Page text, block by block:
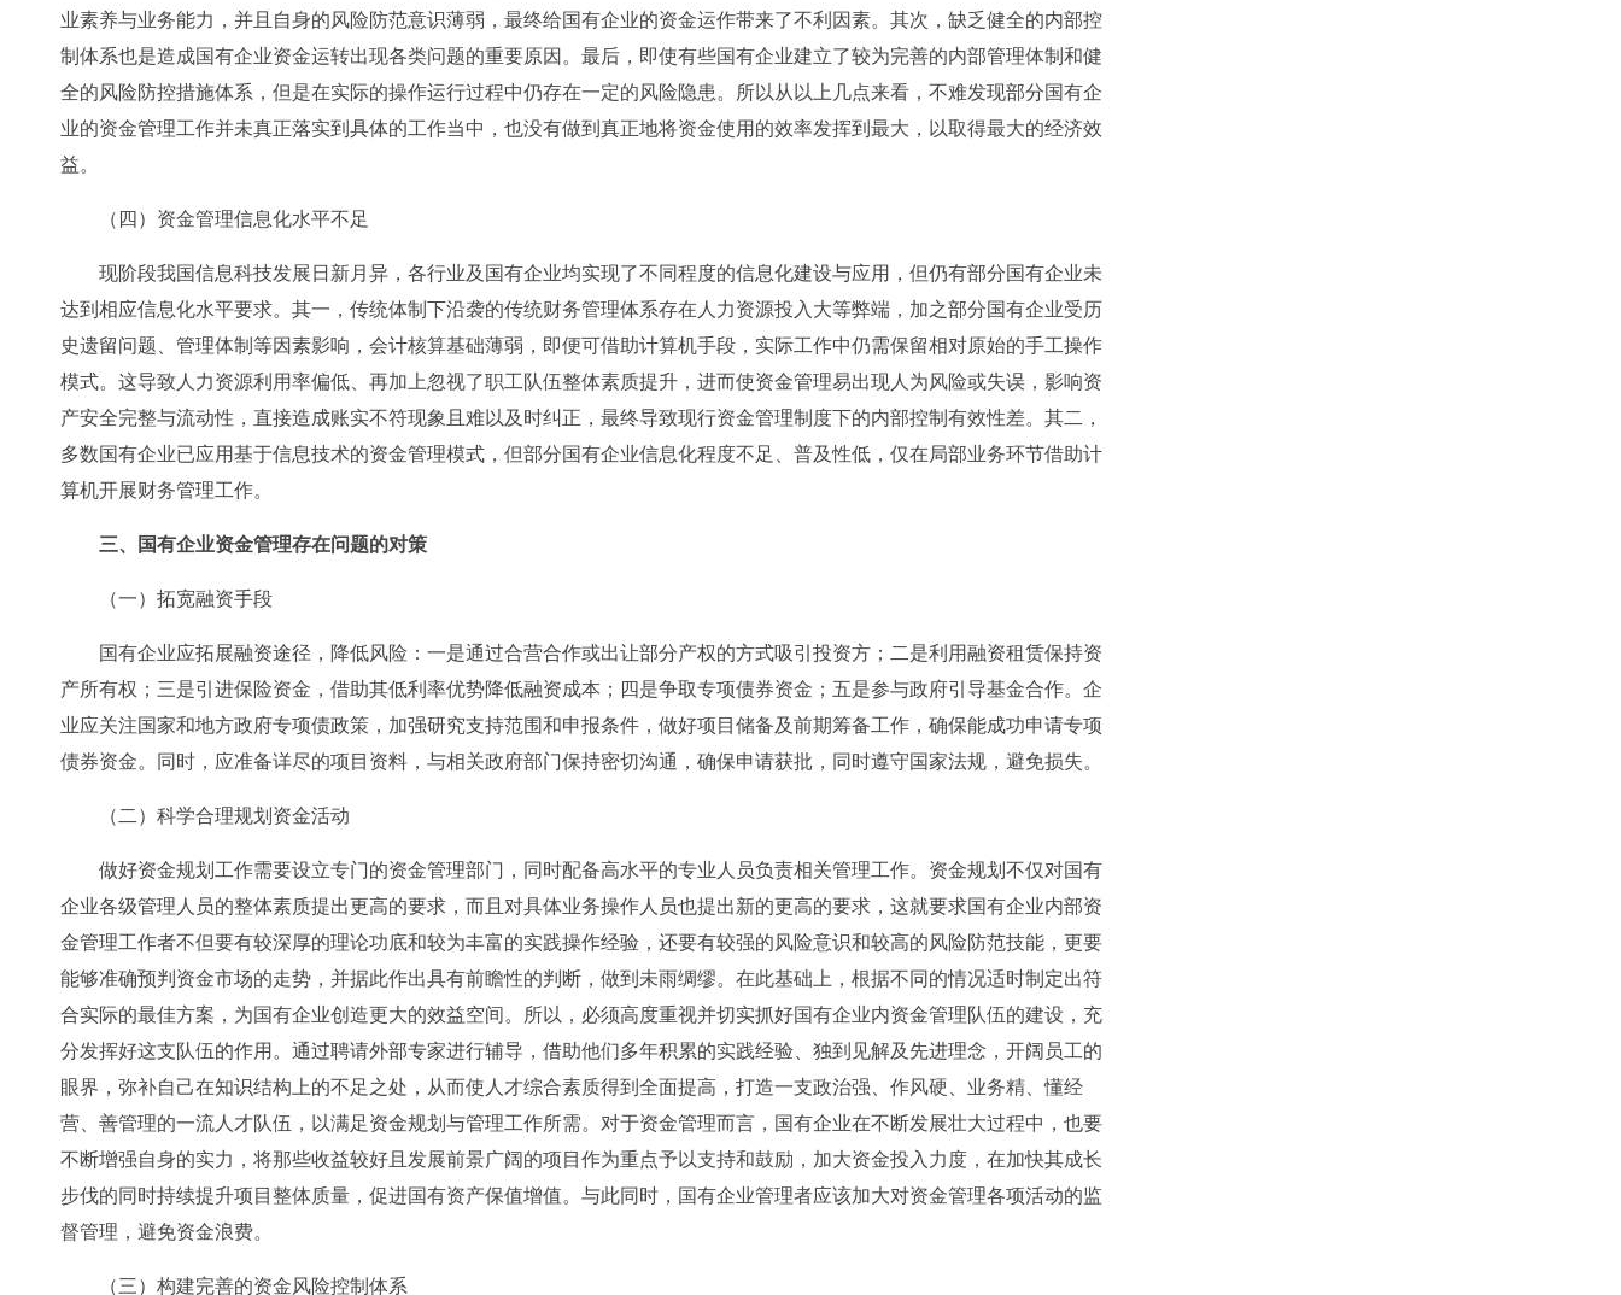
业素养与业务能力，并且自身的风险防范意识薄弱，最终给国有企业的资金运作带来了不利因素。其次，缺乏健全的内部控
制体系也是造成国有企业资金运转出现各类问题的重要原因。最后，即使有些国有企业建立了较为完善的内部管理体制和健
全的风险防控措施体系，但是在实际的操作运行过程中仍存在一定的风险隐患。所以从以上几点来看，不难发现部分国有企
业的资金管理工作并未真正落实到具体的工作当中，也没有做到真正地将资金使用的效率发挥到最大，以取得最大的经济效
益。
（四）资金管理信息化水平不足
现阶段我国信息科技发展日新月异，各行业及国有企业均实现了不同程度的信息化建设与应用，但仍有部分国有企业未
达到相应信息化水平要求。其一，传统体制下沿袭的传统财务管理体系存在人力资源投入大等弊端，加之部分国有企业受历
史遗留问题、管理体制等因素影响，会计核算基础薄弱，即便可借助计算机手段，实际工作中仍需保留相对原始的手工操作
模式。这导致人力资源利用率偏低、再加上忽视了职工队伍整体素质提升，进而使资金管理易出现人为风险或失误，影响资
产安全完整与流动性，直接造成账实不符现象且难以及时纠正，最终导致现行资金管理制度下的内部控制有效性差。其二，
多数国有企业已应用基于信息技术的资金管理模式，但部分国有企业信息化程度不足、普及性低，仅在局部业务环节借助计
算机开展财务管理工作。
三、国有企业资金管理存在问题的对策
（一）拓宽融资手段
国有企业应拓展融资途径，降低风险：一是通过合营合作或出让部分产权的方式吸引投资方；二是利用融资租赁保持资
产所有权；三是引进保险资金，借助其低利率优势降低融资成本；四是争取专项债券资金；五是参与政府引导基金合作。企
业应关注国家和地方政府专项债政策，加强研究支持范围和申报条件，做好项目储备及前期筹备工作，确保能成功申请专项
债券资金。同时，应准备详尽的项目资料，与相关政府部门保持密切沟通，确保申请获批，同时遵守国家法规，避免损失。
（二）科学合理规划资金活动
做好资金规划工作需要设立专门的资金管理部门，同时配备高水平的专业人员负责相关管理工作。资金规划不仅对国有
企业各级管理人员的整体素质提出更高的要求，而且对具体业务操作人员也提出新的更高的要求，这就要求国有企业内部资
金管理工作者不但要有较深厚的理论功底和较为丰富的实践操作经验，还要有较强的风险意识和较高的风险防范技能，更要
能够准确预判资金市场的走势，并据此作出具有前瞻性的判断，做到未雨绸缪。在此基础上，根据不同的情况适时制定出符
合实际的最佳方案，为国有企业创造更大的效益空间。所以，必须高度重视并切实抓好国有企业内资金管理队伍的建设，充
分发挥好这支队伍的作用。通过聘请外部专家进行辅导，借助他们多年积累的实践经验、独到见解及先进理念，开阔员工的
眼界，弥补自己在知识结构上的不足之处，从而使人才综合素质得到全面提高，打造一支政治强、作风硬、业务精、懂经
营、善管理的一流人才队伍，以满足资金规划与管理工作所需。对于资金管理而言，国有企业在不断发展壮大过程中，也要
不断增强自身的实力，将那些收益较好且发展前景广阔的项目作为重点予以支持和鼓励，加大资金投入力度，在加快其成长
步伐的同时持续提升项目整体质量，促进国有资产保值增值。与此同时，国有企业管理者应该加大对资金管理各项活动的监
督管理，避免资金浪费。
（三）构建完善的资金风险控制体系